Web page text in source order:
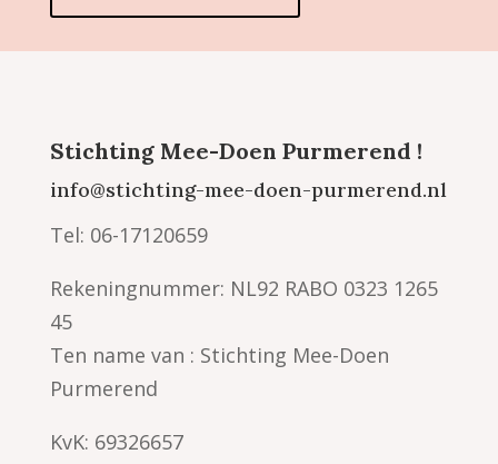
Stichting Mee-Doen Purmerend !
info@stichting-mee-doen-purmerend.nl
Tel: 06-17120659
Rekeningnummer: NL92 RABO 0323 1265
45
Ten name van : Stichting Mee-Doen
Purmerend
KvK: 69326657